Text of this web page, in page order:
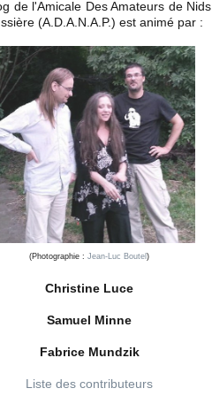
de l'Amicale Des Amateurs de Nids
(A.D.A.N.A.P.) est animé par :
(Photographie : Jean-Luc Boutel )
Christine Luce
Samuel Minne
Fabrice Mundzik
Liste des contributeurs